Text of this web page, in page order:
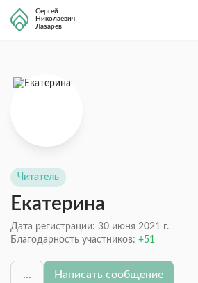
Сергей
Николаевич
Лазарев
Читатель
Екатерина
Дата регистрации: 30 июня 2021 г.
Благодарность участников:
51
... Написать сообщение